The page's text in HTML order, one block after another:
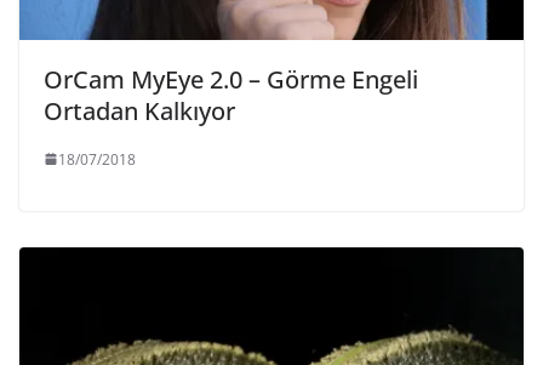
OrCam MyEye 2.0 – Görme Engeli
Ortadan Kalkıyor
18/07/2018